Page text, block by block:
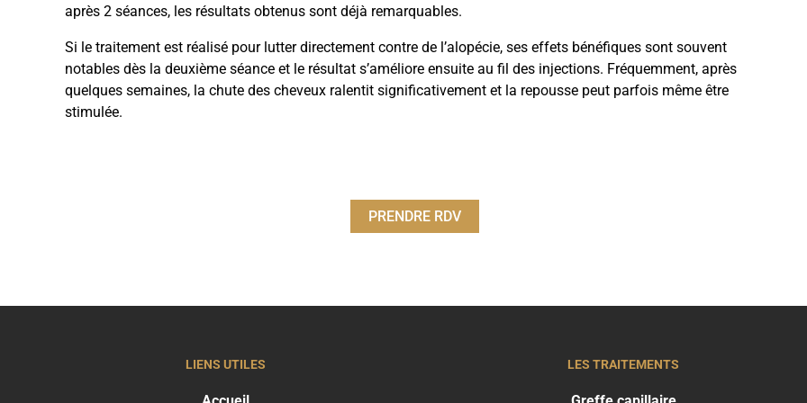
après 2 séances, les résultats obtenus sont déjà remarquables.
Si le traitement est réalisé pour lutter directement contre de l’alopécie, ses effets bénéfiques sont souvent
notables dès la deuxième séance et le résultat s’améliore ensuite au fil des injections. Fréquemment, après
quelques semaines, la chute des cheveux ralentit significativement et la repousse peut parfois même être
stimulée.
PRENDRE RDV
LIENS UTILES LES TRAITEMENTS